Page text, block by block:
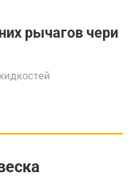
рычагов чери